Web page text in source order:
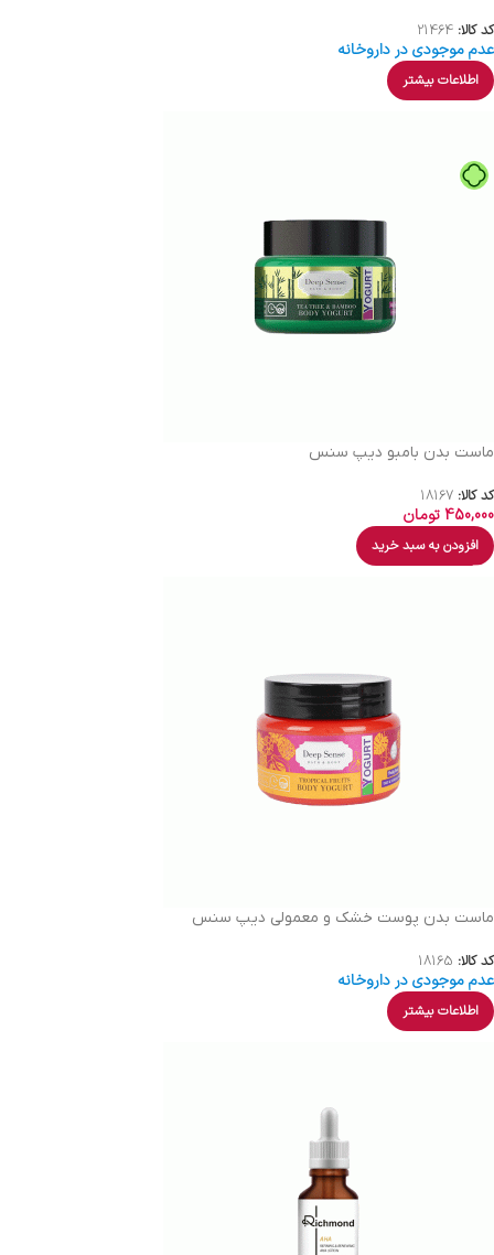
کد کالا: 21464
عدم موجودی در داروخانه
اطلاعات بیشتر
ماست بدن بامبو دیپ سنس
کد کالا: 18167
450,000تومان
افزودن به سبد خرید
ماست بدن پوست خشک و معمولی دیپ سنس
کد کالا: 18165
عدم موجودی در داروخانه
اطلاعات بیشتر